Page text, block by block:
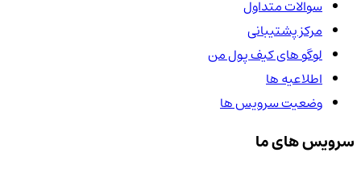
سوالات متداول
مرکز پشتیبانی
لوگو های کیف پول من
اطلاعیه ها
وضعیت سرویس ها
سرویس های ما